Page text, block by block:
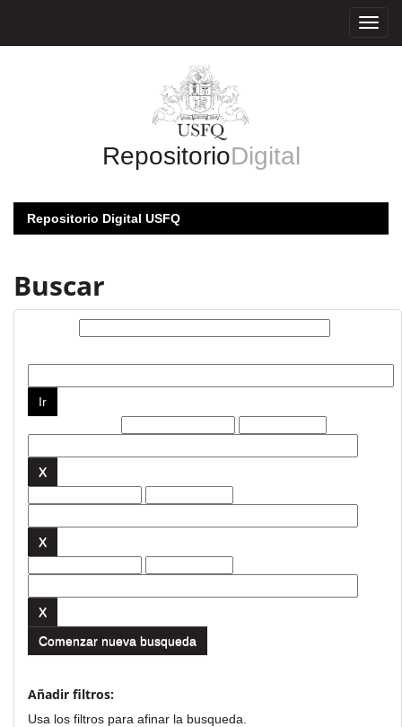
RepositorioDigital
Repositorio Digital USFQ
Buscar
Comenzar nueva busqueda
Añadir filtros:
Usa los filtros para afinar la busqueda.